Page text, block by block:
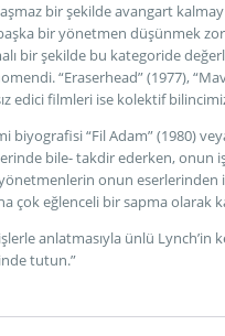
bir şekilde avangart
bir yönetmen düşünmek zor.
bir şekilde bu kategoride
“Eraserhead” (1977),
edici filmleri ise kolektif
biyografisi “Fil Adam” (1980)
bile- takdir ederken, onun
onun eserlerinden
çok eğlenceli bir sapma olarak
anlatmasıyla ünlü Lynch’in
tutun.”